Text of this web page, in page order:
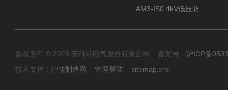
版权所有 © 2026 安科瑞电气股份有限公司 备案号： 沪ICP备
技术支持： 智能制造网 管理登陆 sitemap.xml